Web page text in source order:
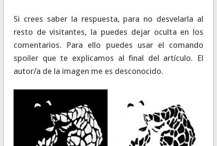
Si crees saber la respuesta, para no desvelarla al
resto de visitantes, la puedes dejar oculta en los
comentarios. Para ello puedes usar el comando
spoiler que te explicamos al final del artículo. El
autor/a de la imagen me es desconocido.